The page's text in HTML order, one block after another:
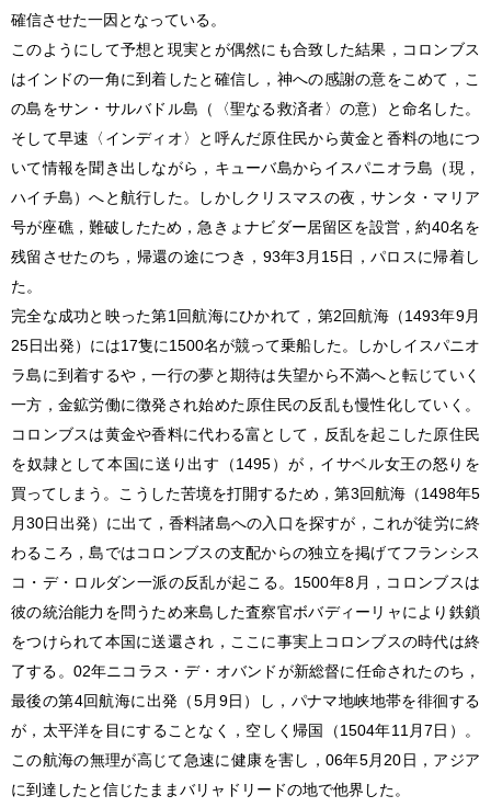
確信させた一因となっている。
このようにして予想と現実とが偶然にも合致した結果，コロンブス
はインドの一角に到着したと確信し，神への感謝の意をこめて，こ
の島をサン・サルバドル島（〈聖なる救済者〉の意）と命名した。
そして早速〈インディオ〉と呼んだ原住民から黄金と香料の地につ
いて情報を聞き出しながら，キューバ島からイスパニオラ島（現，
ハイチ島）へと航行した。しかしクリスマスの夜，サンタ・マリア
号が座礁，難破したため，急きょナビダー居留区を設営，約40名を
残留させたのち，帰還の途につき，93年3月15日，パロスに帰着し
た。
完全な成功と映った第1回航海にひかれて，第2回航海（1493年9月
25日出発）には17隻に1500名が競って乗船した。しかしイスパニオ
ラ島に到着するや，一行の夢と期待は失望から不満へと転じていく
一方，金鉱労働に徴発され始めた原住民の反乱も慢性化していく。
コロンブスは黄金や香料に代わる富として，反乱を起こした原住民
を奴隷として本国に送り出す（1495）が，イサベル女王の怒りを
買ってしまう。こうした苦境を打開するため，第3回航海（1498年5
月30日出発）に出て，香料諸島への入口を探すが，これが徒労に終
わるころ，島ではコロンブスの支配からの独立を掲げてフランシス
コ・デ・ロルダン一派の反乱が起こる。1500年8月，コロンブスは
彼の統治能力を問うため来島した査察官ボバディーリャにより鉄鎖
をつけられて本国に送還され，ここに事実上コロンブスの時代は終
了する。02年ニコラス・デ・オバンドが新総督に任命されたのち，
最後の第4回航海に出発（5月9日）し，パナマ地峡地帯を徘徊する
が，太平洋を目にすることなく，空しく帰国（1504年11月7日）。
この航海の無理が高じて急速に健康を害し，06年5月20日，アジア
に到達したと信じたままバリャドリードの地で他界した。